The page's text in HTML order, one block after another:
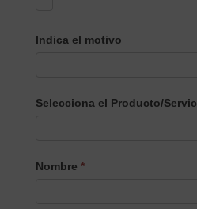
Indica el motivo
Selecciona el Producto/
el
Nombre *